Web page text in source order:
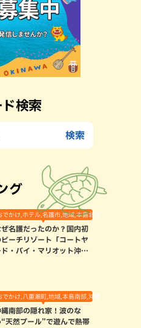
ド検索
グ
でかけ,ホテル,名護市,地域,本島北部
ぜ名護だったのか？国内初
ビーチリゾート「コートヤ
ド・バイ・マリオット沖縄
でかけ,八重瀬町,地域,本島南部,沖縄の海,自然
縄南部の隠れ家！波のな
“天然プール”で遊んで熱帯